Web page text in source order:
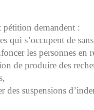
pétition demandent :
qui s’occupent de
les personnes en
de produire des
des suspensions